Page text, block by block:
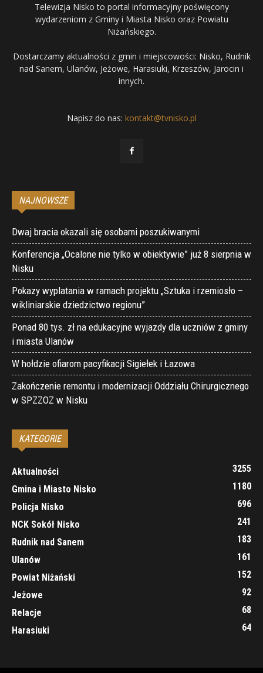
Telewizja Nisko to portal informacyjny poświęcony
wydarzeniom z Gminy i Miasta Nisko oraz Powiatu
Niżańskiego.
Dostarczamy aktualności z gmin i miejscowości: Nisko, Rudnik
nad Sanem, Ulanów, Jeżowe, Harasiuki, Krzeszów, Jarocin i
innych.
Napisz do nas: kontakt@tvnisko.pl
NAJNOWSZE
Dwaj bracia okazali się osobami poszukiwanymi
Konferencja „Ocalone nie tylko w obiektywie” już 8 sierpnia w
Nisku
Pokazy wyplatania w ramach projektu „Sztuka i rzemiosło –
wikliniarskie dziedzictwo regionu”
Ponad 80 tys. zł na edukacyjne wyjazdy dla uczniów z gminy
i miasta Ulanów
W hołdzie ofiarom pacyfikacji Sigiełek i Łazowa
Zakończenie remontu i modernizacji Oddziału Chirurgicznego
w SPZZOZ w Nisku
KATEGORIE
Aktualności
3255
Gmina i Miasto Nisko
1180
Policja Nisko
696
NCK Sokół Nisko
241
Rudnik nad Sanem
183
Ulanów
161
Powiat Niżański
152
Jeżowe
92
Relacje
68
Harasiuki
64